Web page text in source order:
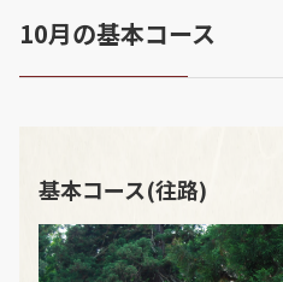
10月の基本コース
基本コース(往路)